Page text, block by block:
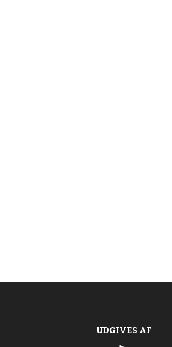
UDGIVES AF